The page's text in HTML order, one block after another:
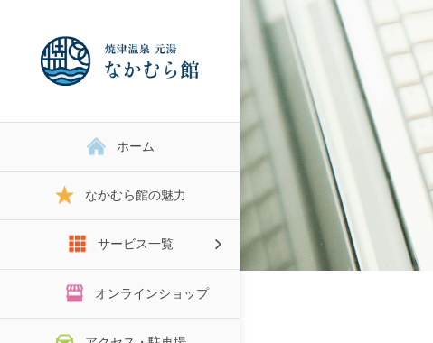
ホーム
なかむら館の魅力
サービス一覧
オンラインショップ